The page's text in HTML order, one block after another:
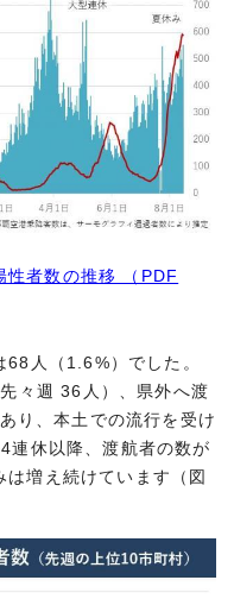
者数の推移 （PDF
人（1.6%）でした。
々週 36人）、県外へ渡
り、本土での流行を受け
連休以降、渡航者の数が
増え続けています（図